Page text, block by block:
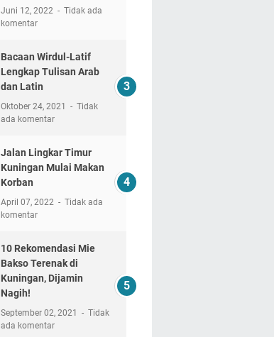
Juni 12, 2022
Tidak ada
komentar
Bacaan Wirdul-Latif
Lengkap Tulisan Arab
dan Latin
Oktober 24, 2021
Tidak
ada komentar
Jalan Lingkar Timur
Kuningan Mulai Makan
Korban
April 07, 2022
Tidak ada
komentar
10 Rekomendasi Mie
Bakso Terenak di
Kuningan, Dijamin
Nagih!
September 02, 2021
Tidak
ada komentar